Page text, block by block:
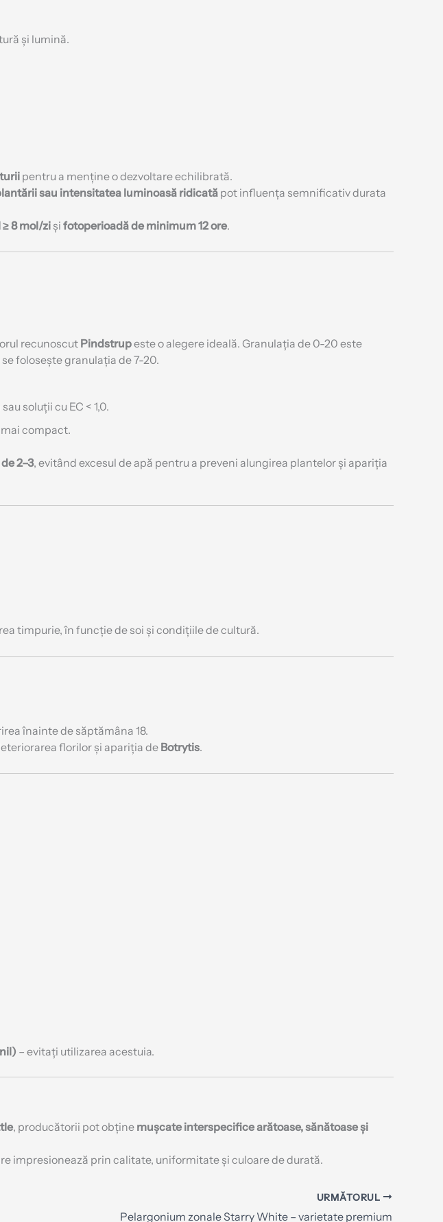
și lumină.
pentru a menține o dezvoltare echilibrată.
sau intensitatea luminoasă ridicată pot influența semnificativ durata
8 mol/ziși fotoperioadă de minimum 12 ore.
recunoscut Pindstrupeste o alegere ideală. Granulația de 0-20 este
folosește granulația de 7-20.
soluții cu EC < 1,0.
compact.
2–3, evitând excesul de apă pentru a preveni alungirea plantelor și apariția
timpurie, în funcție de soi și condițiile de cultură.
înainte de săptămâna 18.
florilor și apariția de Botrytis.
– evitați utilizarea acestuia.
, producătorii pot obține mușcate interspecifice arătoase, sănătoase și
impresionează prin calitate, uniformitate și culoare de durată.
URMĂTORUL
Pelargonium zonale Starry White – varietate premium